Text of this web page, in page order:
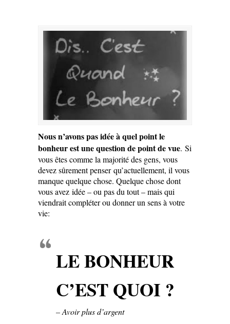
Nous n’avons pas idée à quel point le
bonheur est une question de point de vue. Si
vous êtes comme la majorité des gens, vous
devez sûrement penser qu’actuellement, il vous
manque quelque chose. Quelque chose dont
vous avez idée – ou pas du tout – mais qui
viendrait compléter ou donner un sens à votre
vie:
LE BONHEUR
C’EST QUOI ?
– Avoir plus d’argent